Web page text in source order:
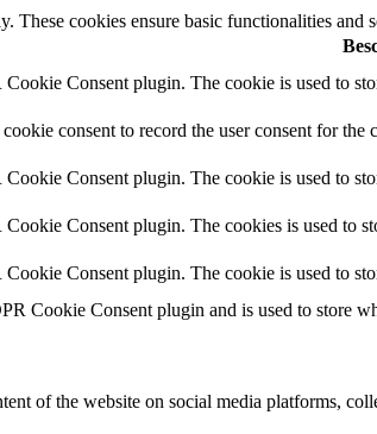
cookies ensure basic functionalities and
Consent plugin. The cookie is used to
consent to record the user consent for
Consent plugin. The cookie is used to
Consent plugin. The cookies is used to
Consent plugin. The cookie is used to
Cookie Consent plugin and is used to store
of the website on social media platforms,